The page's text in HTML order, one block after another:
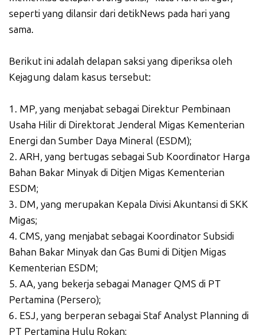
seperti yang dilansir dari detikNews pada hari yang
sama.
Berikut ini adalah delapan saksi yang diperiksa oleh
Kejagung dalam kasus tersebut:
1. MP, yang menjabat sebagai Direktur Pembinaan
Usaha Hilir di Direktorat Jenderal Migas Kementerian
Energi dan Sumber Daya Mineral (ESDM);
2. ARH, yang bertugas sebagai Sub Koordinator Harga
Bahan Bakar Minyak di Ditjen Migas Kementerian
ESDM;
3. DM, yang merupakan Kepala Divisi Akuntansi di SKK
Migas;
4. CMS, yang menjabat sebagai Koordinator Subsidi
Bahan Bakar Minyak dan Gas Bumi di Ditjen Migas
Kementerian ESDM;
5. AA, yang bekerja sebagai Manager QMS di PT
Pertamina (Persero);
6. ESJ, yang berperan sebagai Staf Analyst Planning di
PT Pertamina Hulu Rokan;